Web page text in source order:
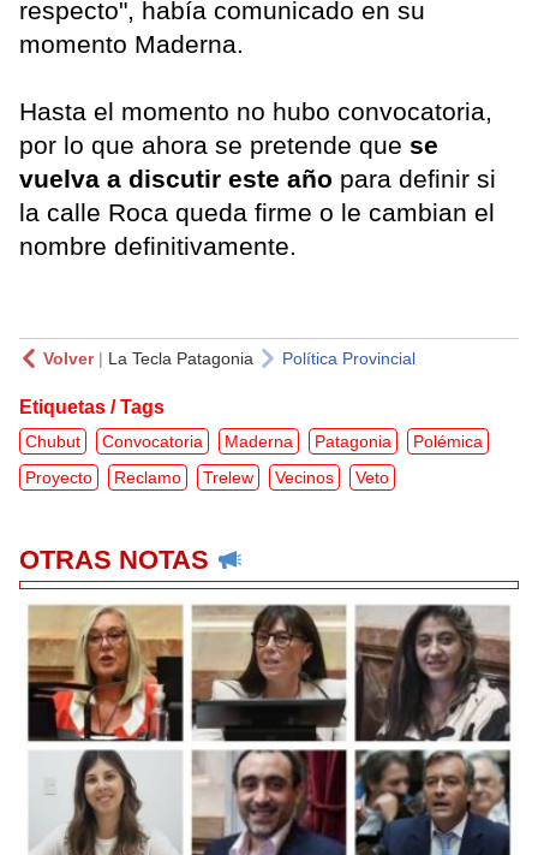
respecto", había comunicado en su
momento Maderna.
Hasta el momento no hubo convocatoria,
por lo que ahora se pretende que se
vuelva a discutir este año para definir si
la calle Roca queda firme o le cambian el
nombre definitivamente.
Volver| La Tecla Patagonia Política Provincial
Etiquetas / Tags
Chubut Convocatoria Maderna Patagonia
Polémica
Proyecto
Reclamo Trelew Vecinos Veto
OTRAS NOTAS